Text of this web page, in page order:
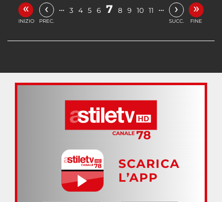
«
INIZIO
‹
PREC.
… 3 4 5 6 7 8 9 10 11 … ›
SUCC.
»
FINE
SCARICA
L’APP